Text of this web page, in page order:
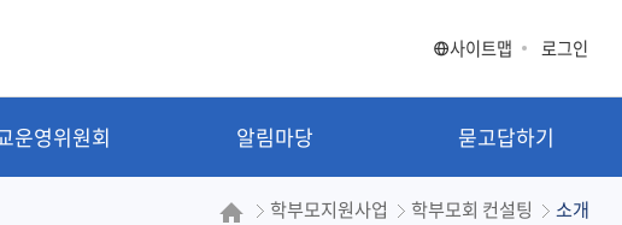
운영위원회 알림마당 묻고답하기
사이트맵 로그인
학부모지원사업 학부모회 컨설팅 소개